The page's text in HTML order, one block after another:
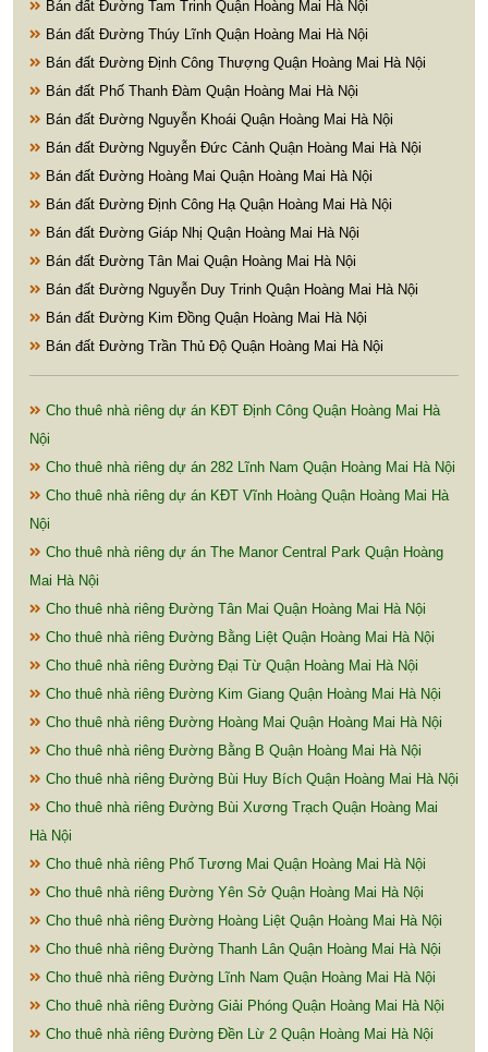
Bán đất Đường Tam Trinh Quận Hoàng Mai Hà Nội
Bán đất Đường Thúy Lĩnh Quận Hoàng Mai Hà Nội
Bán đất Đường Định Công Thượng Quận Hoàng Mai Hà Nội
Bán đất Phố Thanh Đàm Quận Hoàng Mai Hà Nội
Bán đất Đường Nguyễn Khoái Quận Hoàng Mai Hà Nội
Bán đất Đường Nguyễn Đức Cảnh Quận Hoàng Mai Hà Nội
Bán đất Đường Hoàng Mai Quận Hoàng Mai Hà Nội
Bán đất Đường Định Công Hạ Quận Hoàng Mai Hà Nội
Bán đất Đường Giáp Nhị Quận Hoàng Mai Hà Nội
Bán đất Đường Tân Mai Quận Hoàng Mai Hà Nội
Bán đất Đường Nguyễn Duy Trinh Quận Hoàng Mai Hà Nội
Bán đất Đường Kim Đồng Quận Hoàng Mai Hà Nội
Bán đất Đường Trần Thủ Độ Quận Hoàng Mai Hà Nội
Cho thuê nhà riêng dự án KĐT Định Công Quận Hoàng Mai Hà
Nội
Cho thuê nhà riêng dự án 282 Lĩnh Nam Quận Hoàng Mai Hà Nội
Cho thuê nhà riêng dự án KĐT Vĩnh Hoàng Quận Hoàng Mai Hà
Nội
Cho thuê nhà riêng dự án The Manor Central Park Quận Hoàng
Mai Hà Nội
Cho thuê nhà riêng Đường Tân Mai Quận Hoàng Mai Hà Nội
Cho thuê nhà riêng Đường Bằng Liệt Quận Hoàng Mai Hà Nội
Cho thuê nhà riêng Đường Đại Từ Quận Hoàng Mai Hà Nội
Cho thuê nhà riêng Đường Kim Giang Quận Hoàng Mai Hà Nội
Cho thuê nhà riêng Đường Hoàng Mai Quận Hoàng Mai Hà Nội
Cho thuê nhà riêng Đường Bằng B Quận Hoàng Mai Hà Nội
Cho thuê nhà riêng Đường Bùi Huy Bích Quận Hoàng Mai Hà Nội
Cho thuê nhà riêng Đường Bùi Xương Trạch Quận Hoàng Mai
Hà Nội
Cho thuê nhà riêng Phố Tương Mai Quận Hoàng Mai Hà Nội
Cho thuê nhà riêng Đường Yên Sở Quận Hoàng Mai Hà Nội
Cho thuê nhà riêng Đường Hoàng Liệt Quận Hoàng Mai Hà Nội
Cho thuê nhà riêng Đường Thanh Lân Quận Hoàng Mai Hà Nội
Cho thuê nhà riêng Đường Lĩnh Nam Quận Hoàng Mai Hà Nội
Cho thuê nhà riêng Đường Giải Phóng Quận Hoàng Mai Hà Nội
Cho thuê nhà riêng Đường Đền Lừ 2 Quận Hoàng Mai Hà Nội